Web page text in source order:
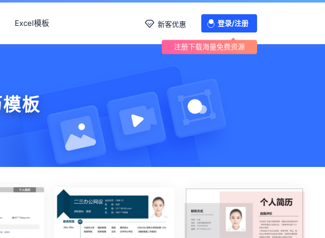
Excel模板 新客优惠 登录/注册
注册下载海量免费资源
板